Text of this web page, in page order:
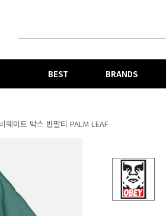
BEST BRANDS
웨이트 박스 반팔티 PALM LEAF